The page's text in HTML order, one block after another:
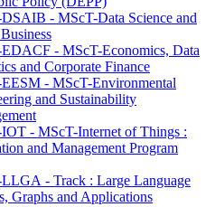
- MScT-Data Science and
- MScT-Economics, Data
and Corporate Finance
- MScT-Environmental
and Sustainability
- MScT-Internet of Things :
and Management Program
- Track : Large Language
Graphs and Applications